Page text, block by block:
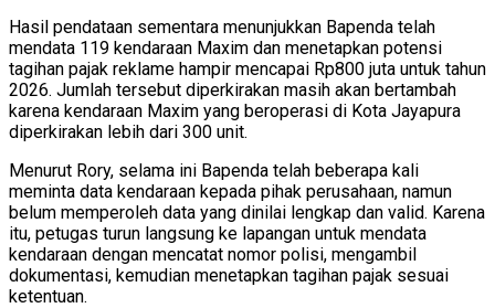
Hasil pendataan sementara menunjukkan Bapenda telah
mendata 119 kendaraan Maxim dan menetapkan potensi
tagihan pajak reklame hampir mencapai Rp800 juta untuk tahun
2026. Jumlah tersebut diperkirakan masih akan bertambah
karena kendaraan Maxim yang beroperasi di Kota Jayapura
diperkirakan lebih dari 300 unit.
Menurut Rory, selama ini Bapenda telah beberapa kali
meminta data kendaraan kepada pihak perusahaan, namun
belum memperoleh data yang dinilai lengkap dan valid. Karena
itu, petugas turun langsung ke lapangan untuk mendata
kendaraan dengan mencatat nomor polisi, mengambil
dokumentasi, kemudian menetapkan tagihan pajak sesuai
ketentuan.